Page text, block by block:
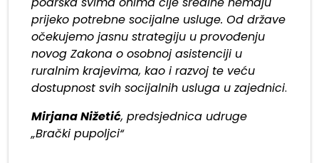
prijeko potrebne socijalne usluge. Od države
očekujemo jasnu strategiju u provođenju
novog Zakona o osobnoj asistenciji u
ruralnim krajevima, kao i razvoj te veću
dostupnost svih socijalnih usluga u zajednici.
Mirjana Nižetić, predsjednica udruge
„Brački pupoljci“